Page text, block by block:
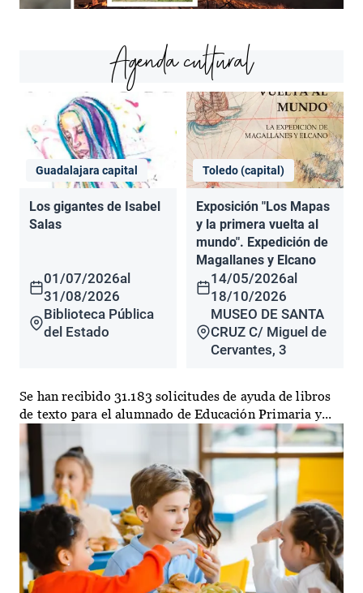
Agenda cultural
Guadalajara capital
Los gigantes de Isabel
Salas
01/07/2026al
31/08/2026
Biblioteca Pública
del Estado
Toledo (capital)
Exposición "Los Mapas
y la primera vuelta al
mundo". Expedición de
Magallanes y Elcano
14/05/2026al
18/10/2026
MUSEO DE SANTA
CRUZ C/ Miguel de
Cervantes, 3
Se han recibido 31.183 solicitudes de ayuda de libros
de texto para el alumnado de Educación Primaria y...